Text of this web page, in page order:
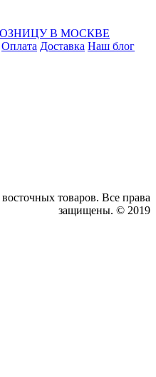
В МОСКВЕ
Оплата Доставка Наш блог
товаров. Все права
защищены. © 2019